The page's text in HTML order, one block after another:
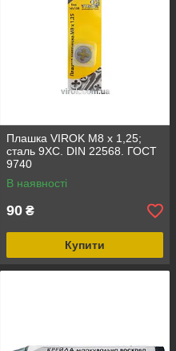
Плашка VIROK М8 х 1,25;
сталь 9ХС. DIN 22568. ГОСТ
9740
В наявності
90 ₴
Купити